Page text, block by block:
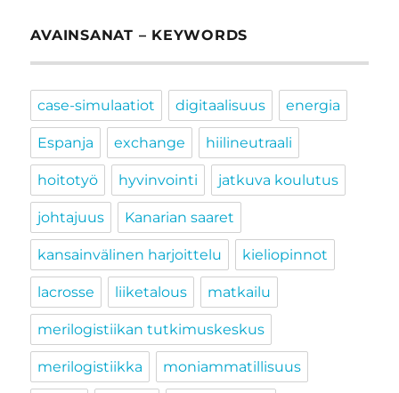
AVAINSANAT – KEYWORDS
case-simulaatiot digitaalisuus energia
Espanja exchange hiilineutraali
hoitotyö hyvinvointi jatkuva koulutus
johtajuus Kanarian saaret
kansainvälinen harjoittelu kieliopinnot
lacrosse liiketalous matkailu
merilogistiikan tutkimuskeskus
merilogistiikka moniammatillisuus